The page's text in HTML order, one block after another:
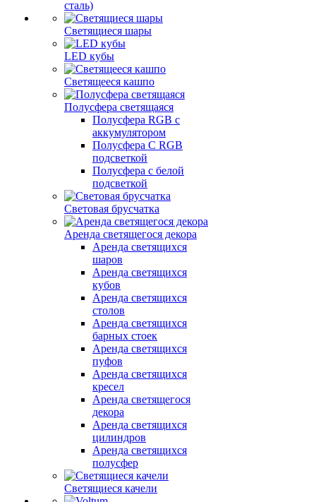
сталь)
Светящиеся шары
LED кубы
Светящееся кашпо
Полусфера светящаяся
Полусфера RGB с
аккумулятором
Полусфера С RGB
подсветкой
Полусфера с белой
подсветкой
Световая брусчатка
Аренда светящегося декора
Аренда светящихся
шаров
Аренда светящихся
кубов
Аренда светящихся
столов
Аренда светящихся
барных стоек
Аренда светящихся
пуфов
Аренда светящихся
кресел
Аренда светящегося
декора
Аренда светящихся
цилиндров
Аренда светящихся
полусфер
Светящиеся качели